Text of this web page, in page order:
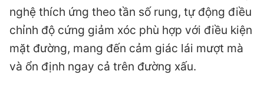
nghệ thích ứng theo tần số rung, tự động điều
chỉnh độ cứng giảm xóc phù hợp với điều kiện
mặt đường, mang đến cảm giác lái mượt mà
và ổn định ngay cả trên đường xấu.